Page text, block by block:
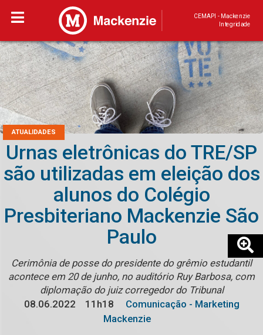
CEMAPI - Mackenzie
Integridade
ATUALIDADES
Urnas eletrônicas do TRE/SP
são utilizadas em eleição dos
alunos do Colégio
Presbiteriano Mackenzie São
Paulo
Cerimônia de posse do presidente do grêmio estudantil
acontece em 20 de junho, no auditório Ruy Barbosa, com
diplomação do juiz corregedor do Tribunal
08.06.2022
11h18
Comunicação - Marketing
Mackenzie